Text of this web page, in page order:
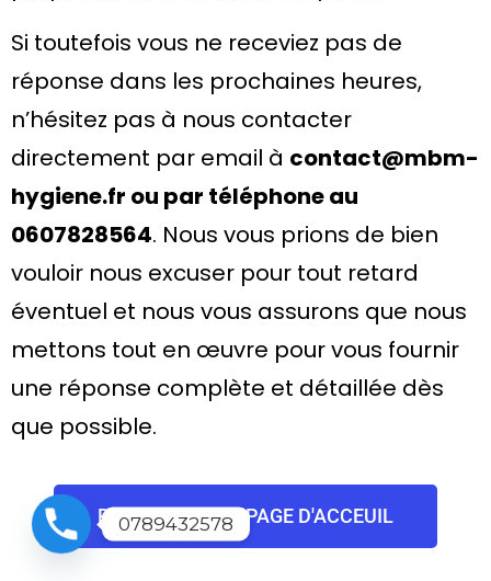
Si toutefois vous ne receviez pas de
réponse dans les prochaines heures,
n’hésitez pas à nous contacter
directement par email à contact@mbm-
hygiene.fr ou par téléphone au
0607828564. Nous vous prions de bien
vouloir nous excuser pour tout retard
éventuel et nous vous assurons que nous
mettons tout en œuvre pour vous fournir
une réponse complète et détaillée dès
que possible.
RETOUR SUR LA PAGE D'ACCEUIL
0789432578